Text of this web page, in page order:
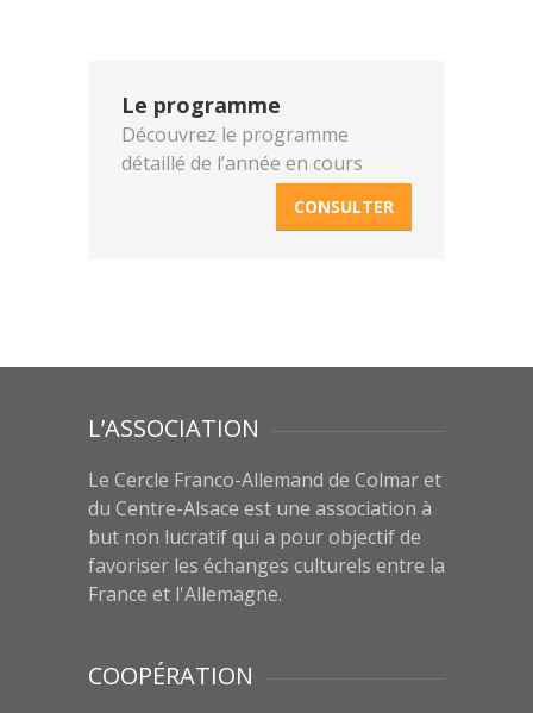
Le programme
Découvrez le programme
détaillé de l’année en cours
CONSULTER
L’ASSOCIATION
Le Cercle Franco-Allemand de Colmar et
du Centre-Alsace est une association à
but non lucratif qui a pour objectif de
favoriser les échanges culturels entre la
France et l'Allemagne.
COOPÉRATION